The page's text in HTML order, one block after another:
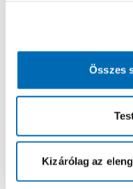
Összes
Kizárólag az